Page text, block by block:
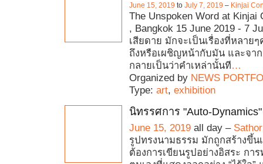
June 15, 2019 to July 7, 2019 – Kinjai
The Unspoken Word at Kinjai
, Bangkok 15 June 2019 - 7
เสียดาย มักจะเป็นเรื่องที่หลาย
ถึงหรือเผชิญหน้ากับมัน และจา
กลายเป็นว่าคำเหล่านั้นที…
Organized by NEWS
Type: art, exhibition
นิทรรศการ "Auto-Dynamics"
June 15, 2019 all day –
รูปทรงนามธรรม มักถูกสร้างขึ้น
ต้องการเขียนรูปอย่างอิสระ กา